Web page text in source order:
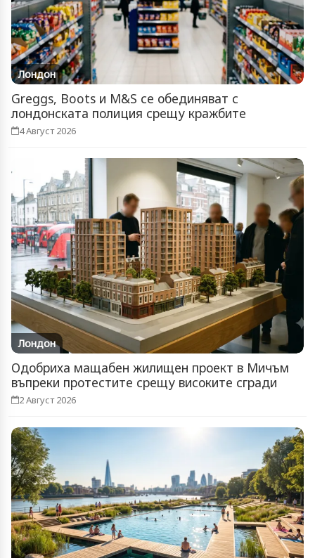
Лондон
Greggs, Boots и M&S се обединяват с
лондонската полиция срещу кражбите
4 Август 2026
Лондон
Одобриха мащабен жилищен проект в Мичъм
въпреки протестите срещу високите сгради
2 Август 2026